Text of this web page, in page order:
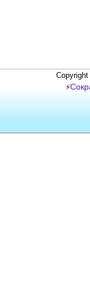
⚡